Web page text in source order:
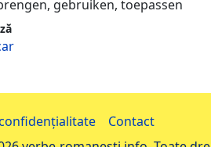
gebruiken, toepassen
Contact